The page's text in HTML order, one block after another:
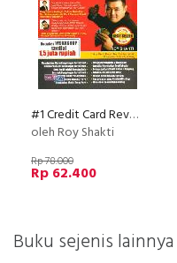
#1 Credit Card Revolution
oleh Roy Shakti
Rp 78.000
Rp 62.400
Buku sejenis lainnya